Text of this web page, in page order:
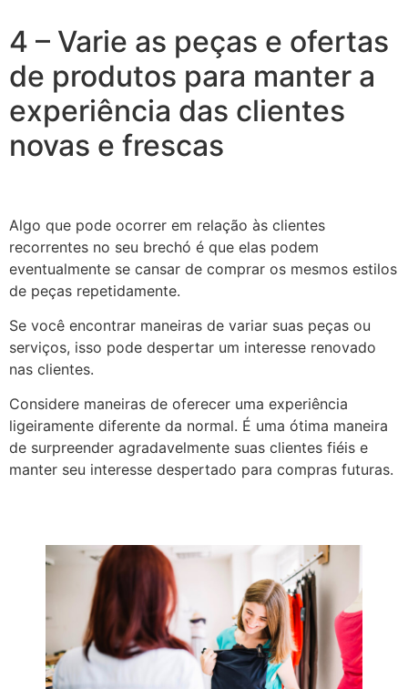
4 – Varie as peças e ofertas
de produtos para manter a
experiência das clientes
novas e frescas
Algo que pode ocorrer em relação às clientes
recorrentes no seu brechó é que elas podem
eventualmente se cansar de comprar os mesmos estilos
de peças repetidamente.
Se você encontrar maneiras de variar suas peças ou
serviços, isso pode despertar um interesse renovado
nas clientes.
Considere maneiras de oferecer uma experiência
ligeiramente diferente da normal. É uma ótima maneira
de surpreender agradavelmente suas clientes fiéis e
manter seu interesse despertado para compras futuras.